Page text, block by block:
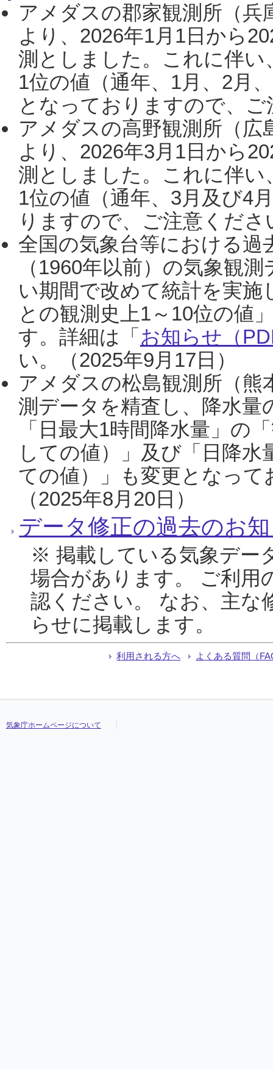
アメダスの郡家観測所（
より、2026年1月1日から
測としました。これに伴い
1位の値（通年、1月、2月
となっておりますので、
アメダスの高野観測所（
より、2026年3月1日から
測としました。これに伴い
1位の値（通年、3月及び4
りますので、ご注意くだ
全国の気象台等における過
（1960年以前）の気象観
い期間で改めて統計を実
との観測史上1～10位の値
す。詳細は「 お知らせ（
い。（2025年9月17日）
アメダスの松島観測所（熊
測データを精査し、降水
「日最大1時間降水量」の
しての値）」及び「日降
ての値）」も変更となっ
（2025年8月20日）
データ修正の過去のお
※ 掲載している気象デー
場合があります。 ご利用
認ください。 なお、主な
らせに掲載します。
利用される方へ よくある質問（
気象庁ホームページについて